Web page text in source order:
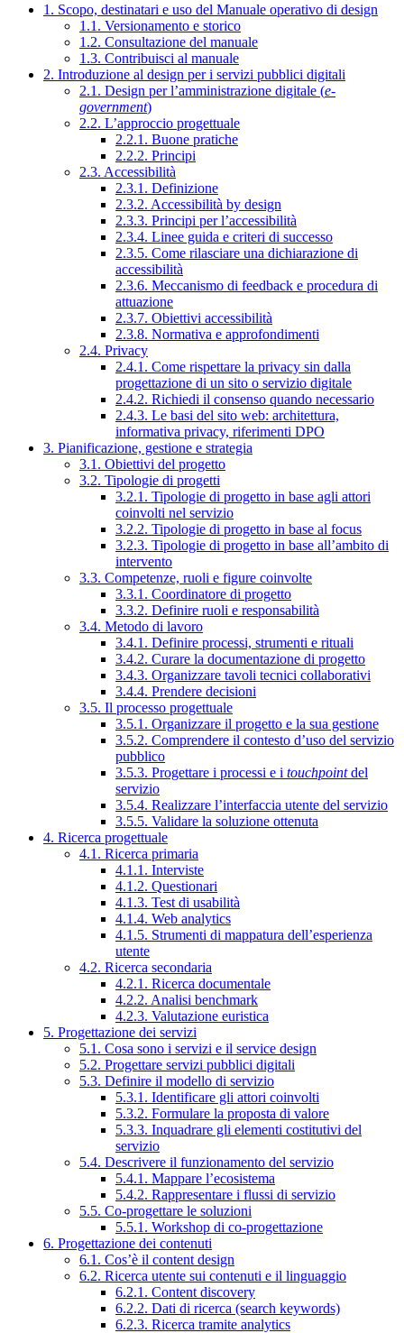
1. Scopo, destinatari e uso del Manuale operativo di design
1.1. Versionamento e storico
1.2. Consultazione del manuale
1.3. Contribuisci al manuale
2. Introduzione al design per i servizi pubblici digitali
2.1. Design per l’amministrazione digitale (e-
government)
2.2. L’approccio progettuale
2.2.1. Buone pratiche
2.2.2. Principi
2.3. Accessibilità
2.3.1. Definizione
2.3.2. Accessibilità by design
2.3.3. Principi per l’accessibilità
2.3.4. Linee guida e criteri di successo
2.3.5. Come rilasciare una dichiarazione di
accessibilità
2.3.6. Meccanismo di feedback e procedura di
attuazione
2.3.7. Obiettivi accessibilità
2.3.8. Normativa e approfondimenti
2.4. Privacy
2.4.1. Come rispettare la privacy sin dalla
progettazione di un sito o servizio digitale
2.4.2. Richiedi il consenso quando necessario
2.4.3. Le basi del sito web: architettura,
informativa privacy, riferimenti DPO
3. Pianificazione, gestione e strategia
3.1. Obiettivi del progetto
3.2. Tipologie di progetti
3.2.1. Tipologie di progetto in base agli attori
coinvolti nel servizio
3.2.2. Tipologie di progetto in base al focus
3.2.3. Tipologie di progetto in base all’ambito di
intervento
3.3. Competenze, ruoli e figure coinvolte
3.3.1. Coordinatore di progetto
3.3.2. Definire ruoli e responsabilità
3.4. Metodo di lavoro
3.4.1. Definire processi, strumenti e rituali
3.4.2. Curare la documentazione di progetto
3.4.3. Organizzare tavoli tecnici collaborativi
3.4.4. Prendere decisioni
3.5. Il processo progettuale
3.5.1. Organizzare il progetto e la sua gestione
3.5.2. Comprendere il contesto d’uso del servizio
pubblico
3.5.3. Progettare i processi e i touchpointdel
servizio
3.5.4. Realizzare l’interfaccia utente del servizio
3.5.5. Validare la soluzione ottenuta
4. Ricerca progettuale
4.1. Ricerca primaria
4.1.1. Interviste
4.1.2. Questionari
4.1.3. Test di usabilità
4.1.4. Web analytics
4.1.5. Strumenti di mappatura dell’esperienza
utente
4.2. Ricerca secondaria
4.2.1. Ricerca documentale
4.2.2. Analisi benchmark
4.2.3. Valutazione euristica
5. Progettazione dei servizi
5.1. Cosa sono i servizi e il service design
5.2. Progettare servizi pubblici digitali
5.3. Definire il modello di servizio
5.3.1. Identificare gli attori coinvolti
5.3.2. Formulare la proposta di valore
5.3.3. Inquadrare gli elementi costitutivi del
servizio
5.4. Descrivere il funzionamento del servizio
5.4.1. Mappare l’ecosistema
5.4.2. Rappresentare i flussi di servizio
5.5. Co-progettare le soluzioni
5.5.1. Workshop di co-progettazione
6. Progettazione dei contenuti
6.1. Cos’è il content design
6.2. Ricerca utente sui contenuti e il linguaggio
6.2.1. Content discovery
6.2.2. Dati di ricerca (search keywords)
6.2.3. Ricerca tramite analytics